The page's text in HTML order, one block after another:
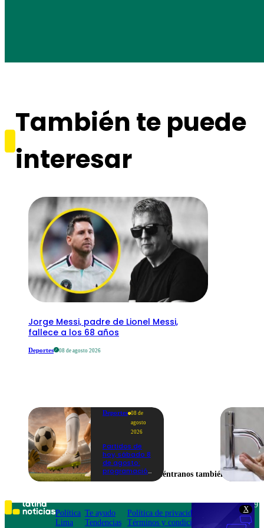
X
También te puede
interesar
Jorge Messi, padre de Lionel Messi,
fallece a los 68 años
Deportes 08 de agosto 2026
Deportes 08 de
agosto
2026
Partidos de
hoy, sábado 8
de agosto:
programaciónEncuéntranos también en
Política
Lima
Te ayudo
Tendencias
Política de privacidad
Términos y condiciones
Teléfono: 219
Av. San